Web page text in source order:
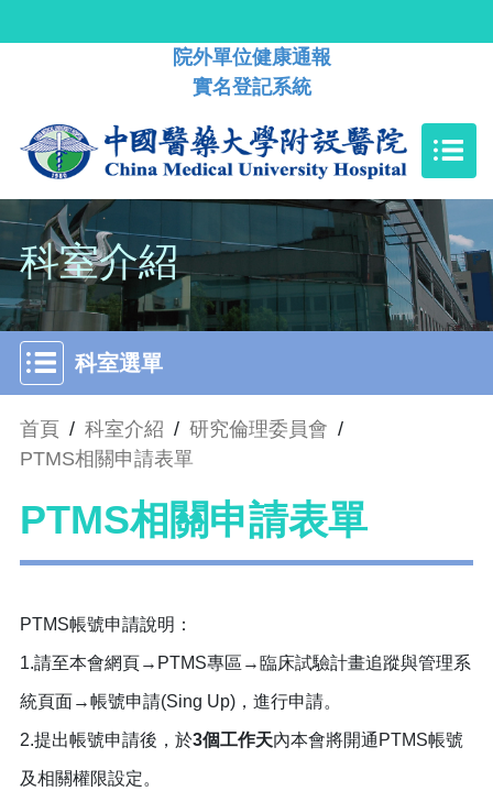
院外單位健康通報
實名登記系統
科室介紹
科室選單
首頁 / 科室介紹 / 研究倫理委員會 /
PTMS相關申請表單
PTMS相關申請表單
PTMS帳號申請說明：
1.請至本會網頁→PTMS專區→臨床試驗計畫追蹤與管理系
統頁面→帳號申請(Sing Up)，進行申請。
2.提出帳號申請後，於3個工作天內本會將開通PTMS帳號
及相關權限設定。